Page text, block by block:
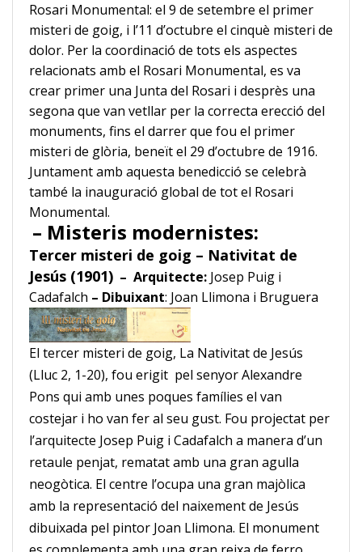
Rosari Monumental: el 9 de setembre el primer
misteri de goig, i l’11 d’octubre el cinquè misteri de
dolor. Per la coordinació de tots els aspectes
relacionats amb el Rosari Monumental, es va
crear primer una Junta del Rosari i desprès una
segona que van vetllar per la correcta erecció del
monuments, fins el darrer que fou el primer
misteri de glòria, beneït el 29 d’octubre de 1916.
Juntament amb aquesta benedicció se celebrà
també la inauguració global de tot el Rosari
Monumental.
– Misteris modernistes:
Tercer misteri de goig – Nativitat de
Jesús (1901) – Arquitecte: Josep Puig i
Cadafalch – Dibuixant: Joan Llimona i Bruguera
El tercer misteri de goig, La Nativitat de Jesús
(Lluc 2, 1-20), fou erigit pel senyor Alexandre
Pons qui amb unes poques famílies el van
costejar i ho van fer al seu gust. Fou projectat per
l’arquitecte Josep Puig i Cadafalch a manera d’un
retaule penjat, rematat amb una gran agulla
neogòtica. El centre l’ocupa una gran majòlica
amb la representació del naixement de Jesús
dibuixada pel pintor Joan Llimona. El monument